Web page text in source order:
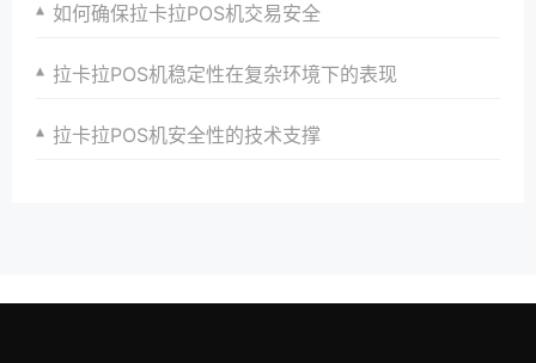
如何确保拉卡拉POS机交易安全
拉卡拉POS机稳定性在复杂环境下的表现
拉卡拉POS机安全性的技术支撑